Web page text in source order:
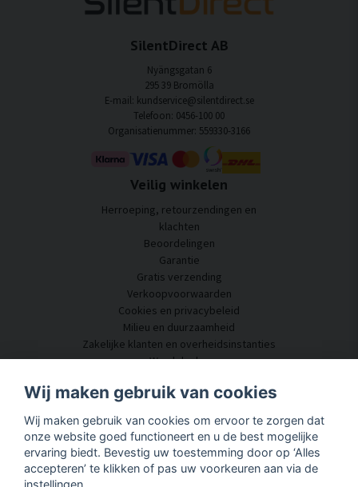
SilentDirect AB
Nyängsgatan 6
295 39 Bromölla
E-mail: kundservice@silentdirect.se
Telefoon: 0456-100 00
Organisatienummer: 559330-3166
Veilig winkelen
Herroeping, retourzendingen en
klachten
Beoordelingen
Garantie
Gratis verzending
Verkoopvoorwaarden
Cookies en privacybeleid
Milieu en duurzaamheid
Zakelijke klanten en overheidsinstanties
Word dealer
Klantenservice
Neem contact met ons op
Akoestisch advies
Montage en installatie
Vragen en antwoorden
Wij maken gebruik van cookies
Wij maken gebruik van cookies om ervoor te zorgen dat
onze website goed functioneert en u de best mogelijke
ervaring biedt. Bevestig uw toestemming door op ‘Alles
accepteren’ te klikken of pas uw voorkeuren aan via de
instellingen